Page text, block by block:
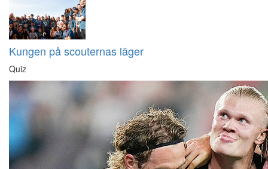
Kungen på scouternas läger
Quiz